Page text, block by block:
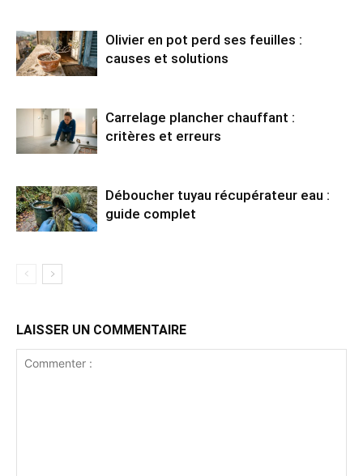
Olivier en pot perd ses feuilles :
causes et solutions
Carrelage plancher chauffant :
critères et erreurs
Déboucher tuyau récupérateur eau :
guide complet
LAISSER UN COMMENTAIRE